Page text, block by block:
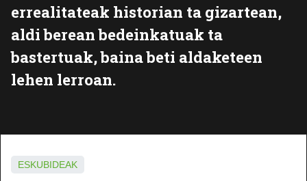
errealitateak historian ta gizartean,
aldi berean bedeinkatuak ta
bastertuak, baina beti aldaketeen
lehen lerroan.
ESKUBIDEAK